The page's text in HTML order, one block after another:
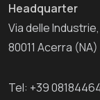
Headquarter
Via delle Industrie,
80011 Acerra (NA)
Tel: +39